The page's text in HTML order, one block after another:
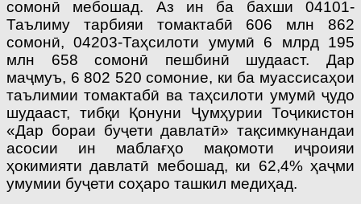
сомонӣ мебошад. Аз ин ба бахши 04101-
Таълиму тарбияи томактабӣ 606 млн 862
сомонӣ, 04203-Таҳсилоти умумӣ 6 млрд 195
млн 658 сомонӣ пешбинӣ шудааст. Дар
маҷмуъ, 6 802 520 сомоние, ки ба муассисаҳои
таълимии томактабӣ ва таҳсилоти умумӣ ҷудо
шудааст, тибқи Қонуни Ҷумҳурии Тоҷикистон
«Дар бораи буҷети давлатӣ» тақсимкунандаи
асосии ин маблағҳо мақомоти иҷроияи
ҳокимияти давлатӣ мебошад, ки 62,4% ҳаҷми
умумии буҷети соҳаро ташкил медиҳад.